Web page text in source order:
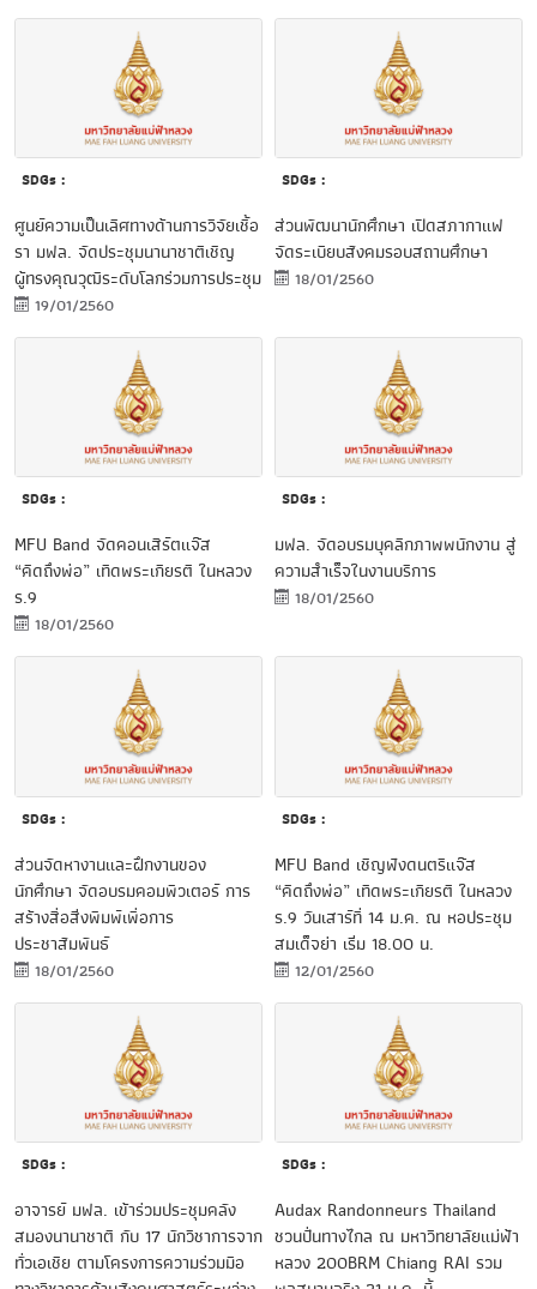
SDGs :
ศูนย์ความเป็นเลิศทางด้านการวิจัยเชื้อ
รา มฟล. จัดประชุมนานาชาติเชิญ
ผู้ทรงคุณวุฒิระดับโลกร่วมการประชุม
19/01/2560
SDGs :
ส่วนพัฒนานักศึกษา เปิดสภากาแฟ
จัดระเบียบสังคมรอบสถานศึกษา
18/01/2560
SDGs :
MFU Band จัดคอนเสิร์ตแจ๊ส
“คิดถึงพ่อ” เทิดพระเกียรติ ในหลวง
ร.9
18/01/2560
SDGs :
มฟล. จัดอบรมบุคลิกภาพพนักงาน สู่
ความสำเร็จในงานบริการ
18/01/2560
SDGs :
ส่วนจัดหางานและฝึกงานของ
นักศึกษา จัดอบรมคอมพิวเตอร์ การ
สร้างสื่อสิ่งพิมพ์เพื่อการ
ประชาสัมพันธ์
18/01/2560
SDGs :
MFU Band เชิญฟังดนตรีแจ๊ส
“คิดถึงพ่อ” เทิดพระเกียรติ ในหลวง
ร.9 วันเสาร์ที่ 14 ม.ค. ณ หอประชุม
สมเด็จย่า เริ่ม 18.00 น.
12/01/2560
SDGs :
อาจารย์ มฟล. เข้าร่วมประชุมคลัง
สมองนานาชาติ กับ 17 นักวิชาการจาก
ทั่วเอเชีย ตามโครงการความร่วมมือ
SDGs :
Audax Randonneurs Thailand
ชวนปั่นทางไกล ณ มหาวิทยาลัยแม่ฟ้า
หลวง 200BRM Chiang RAI รวม